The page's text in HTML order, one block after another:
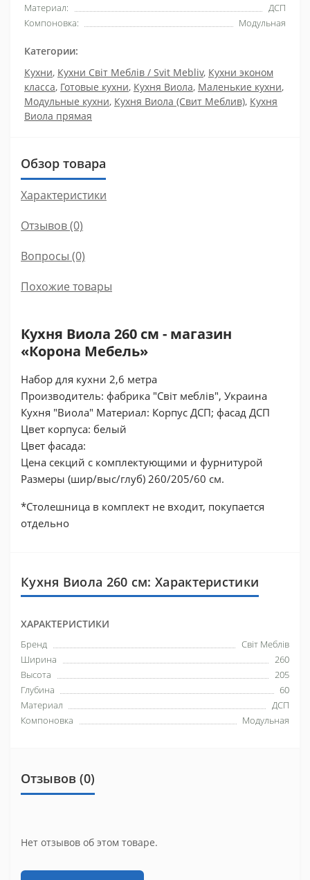
Материал:
ДСП
Компоновка:
Модульная
Категории:
Кухни, Кухни Світ Меблів / Svit Mebliv, Кухни эконом
класса, Готовые кухни, Кухня Виола, Маленькие кухни,
Модульные кухни, Кухня Виола (Свит Меблив), Кухня
Виола прямая
Обзор товара
Характеристики
Отзывов (0)
Вопросы (0)
Похожие товары
Кухня Виола 260 см - магазин
«Корона Мебель»
Набор для кухни 2,6 метра
Производитель: фабрика "Світ меблів", Украина
Кухня "Виола" Материал: Корпус ДСП; фасад ДСП
Цвет корпуса: белый
Цвет фасада:
Цена секций с комплектующими и фурнитурой
Размеры (шир/выс/глуб) 260/205/60 см.
*Столешница в комплект не входит, покупается
отдельно
Кухня Виола 260 см: Характеристики
ХАРАКТЕРИСТИКИ
Бренд
Світ Меблів
Ширина
260
Высота
205
Глубина
60
Материал
ДСП
Компоновка
Модульная
Отзывов (0)
Нет отзывов об этом товаре.